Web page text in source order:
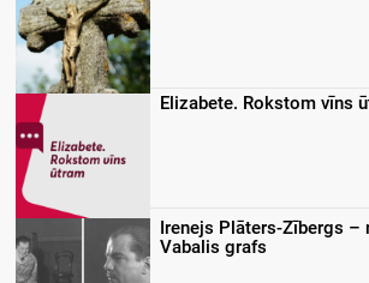
Elizabete. Rokstom vīns
Irenejs Plāters-Zībergs –
Vabalis grafs